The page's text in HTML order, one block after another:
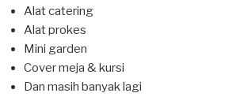
Alat catering
Alat prokes
Mini garden
Cover meja & kursi
Dan masih banyak lagi